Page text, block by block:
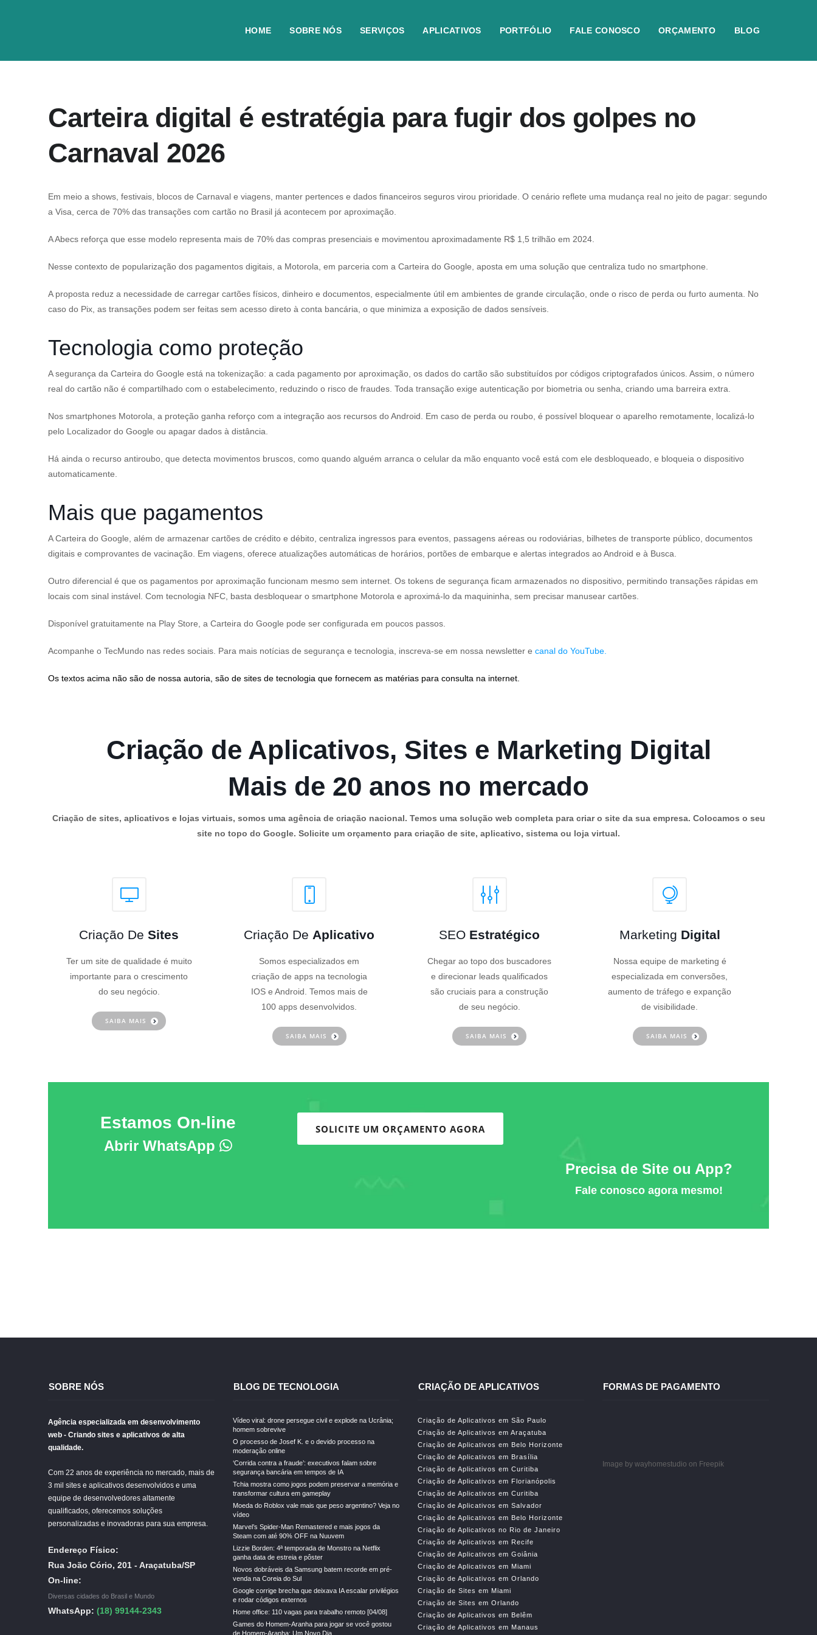
HOME SOBRE NÓS SERVIÇOS APLICATIVOS PORTFÓLIO FALE CONOSCO ORÇAMENTO BLOG
Carteira digital é estratégia para fugir dos golpes no
Carnaval 2026
Em meio a shows, festivais, blocos de Carnaval e viagens, manter pertences e dados financeiros seguros virou prioridade. O cenário reflete uma mudança real no jeito de pagar: segundo
a Visa, cerca de 70% das transações com cartão no Brasil já acontecem por aproximação.
A Abecs reforça que esse modelo representa mais de 70% das compras presenciais e movimentou aproximadamente R$ 1,5 trilhão em 2024.
Nesse contexto de popularização dos pagamentos digitais, a Motorola, em parceria com a Carteira do Google, aposta em uma solução que centraliza tudo no smartphone.
A proposta reduz a necessidade de carregar cartões físicos, dinheiro e documentos, especialmente útil em ambientes de grande circulação, onde o risco de perda ou furto aumenta. No
caso do Pix, as transações podem ser feitas sem acesso direto à conta bancária, o que minimiza a exposição de dados sensíveis.
Tecnologia como proteção
A segurança da Carteira do Google está na tokenização: a cada pagamento por aproximação, os dados do cartão são substituídos por códigos criptografados únicos. Assim, o número
real do cartão não é compartilhado com o estabelecimento, reduzindo o risco de fraudes. Toda transação exige autenticação por biometria ou senha, criando uma barreira extra.
Nos smartphones Motorola, a proteção ganha reforço com a integração aos recursos do Android. Em caso de perda ou roubo, é possível bloquear o aparelho remotamente, localizá-lo
pelo Localizador do Google ou apagar dados à distância.
Há ainda o recurso antiroubo, que detecta movimentos bruscos, como quando alguém arranca o celular da mão enquanto você está com ele desbloqueado, e bloqueia o dispositivo
automaticamente.
Mais que pagamentos
A Carteira do Google, além de armazenar cartões de crédito e débito, centraliza ingressos para eventos, passagens aéreas ou rodoviárias, bilhetes de transporte público, documentos
digitais e comprovantes de vacinação. Em viagens, oferece atualizações automáticas de horários, portões de embarque e alertas integrados ao Android e à Busca.
Outro diferencial é que os pagamentos por aproximação funcionam mesmo sem internet. Os tokens de segurança ficam armazenados no dispositivo, permitindo transações rápidas em
locais com sinal instável. Com tecnologia NFC, basta desbloquear o smartphone Motorola e aproximá-lo da maquininha, sem precisar manusear cartões.
Disponível gratuitamente na Play Store, a Carteira do Google pode ser configurada em poucos passos.
Acompanhe o TecMundo nas redes sociais. Para mais notícias de segurança e tecnologia, inscreva-se em nossa newsletter e canal do YouTube.
Os textos acima não são de nossa autoria, são de sites de tecnologia que fornecem as matérias para consulta na internet.
Criação de Aplicativos, Sites e Marketing Digital
Mais de 20 anos no mercado
Criação de sites, aplicativos e lojas virtuais, somos uma agência de criação nacional. Temos uma solução web completa para criar o site da sua empresa. Colocamos o seu
site no topo do Google. Solicite um orçamento para criação de site, aplicativo, sistema ou loja virtual.
Criação DeSites
Ter um site de qualidade é muito
importante para o crescimento
do seu negócio.
SAIBA MAIS
Criação De Aplicativo
Somos especializados em
criação de apps na tecnologia
IOS e Android. Temos mais de
100 apps desenvolvidos.
SAIBA MAIS
SEO Estratégico
Chegar ao topo dos buscadores
e direcionar leads qualificados
são cruciais para a construção
de seu negócio.
SAIBA MAIS
Marketing Digital
Nossa equipe de marketing é
especializada em conversões,
aumento de tráfego e expanção
de visibilidade.
SAIBA MAIS
Estamos On-line
Abrir WhatsApp
SOLICITE UM ORÇAMENTO AGORA
Precisa de Site ou App?
Fale conosco agora mesmo!
SOBRE NÓS
Agência especializada em desenvolvimento
web - Criando sites e aplicativos de alta
qualidade.
Com 22 anos de experiência no mercado, mais de
3 mil sites e aplicativos desenvolvidos e uma
equipe de desenvolvedores altamente
qualificados, oferecemos soluções
personalizadas e inovadoras para sua empresa.
Endereço Físico:
Rua João Cório, 201 - Araçatuba/SP
On-line:
Diversas cidades do Brasil e Mundo
WhatsApp: (18) 99144-2343
BLOG DE TECNOLOGIA
Vídeo viral: drone persegue civil e explode na Ucrânia;
homem sobrevive
O processo de Josef K. e o devido processo na
moderação online
‘Corrida contra a fraude’: executivos falam sobre
segurança bancária em tempos de IA
Tchia mostra como jogos podem preservar a memória e
transformar cultura em gameplay
Moeda do Roblox vale mais que peso argentino? Veja no
vídeo
Marvel’s Spider-Man Remastered e mais jogos da
Steam com até 90% OFF na Nuuvem
Lizzie Borden: 4ª temporada de Monstro na Netflix
ganha data de estreia e pôster
Novos dobráveis da Samsung batem recorde em pré-
venda na Coreia do Sul
Google corrige brecha que deixava IA escalar privilégios
e rodar códigos externos
Home office: 110 vagas para trabalho remoto [04/08]
Games do Homem-Aranha para jogar se você gostou
de Homem-Aranha: Um Novo Dia
CRIAÇÃO DE APLICATIVOS
Criação de Aplicativos em São Paulo
Criação de Aplicativos em Araçatuba
Criação de Aplicativos em Belo Horizonte
Criação de Aplicativos em Brasília
Criação de Aplicativos em Curitiba
Criação de Aplicativos em Florianópolis
Criação de Aplicativos em Curitiba
Criação de Aplicativos em Salvador
Criação de Aplicativos em Belo Horizonte
Criação de Aplicativos no Rio de Janeiro
Criação de Aplicativos em Recife
Criação de Aplicativos em Goiânia
Criação de Aplicativos em Miami
Criação de Aplicativos em Orlando
Criação de Sites em Miami
Criação de Sites em Orlando
Criação de Aplicativos em Belêm
Criação de Aplicativos em Manaus
FORMAS DE PAGAMENTO
Image by wayhomestudio on Freepik